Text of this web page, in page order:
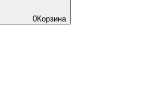
0Корзина